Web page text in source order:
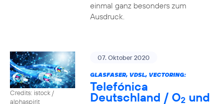
einmal ganz besonders zum
Ausdruck.
Credits: istock /
alphaspirit
07. Oktober 2020
GLASFASER, VDSL, VECTORING:
Telefónica
Deutschland / O2 und